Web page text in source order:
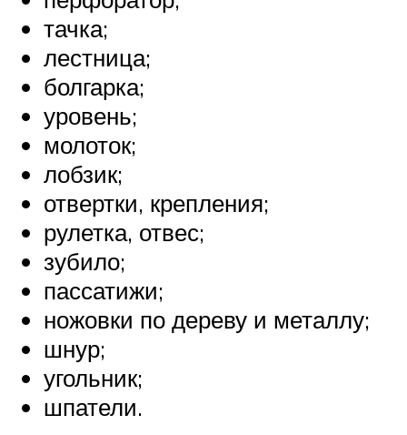
тачка;
лестница;
болгарка;
уровень;
молоток;
лобзик;
отвертки, крепления;
рулетка, отвес;
зубило;
пассатижи;
ножовки по дереву и металлу;
шнур;
угольник;
шпатели.